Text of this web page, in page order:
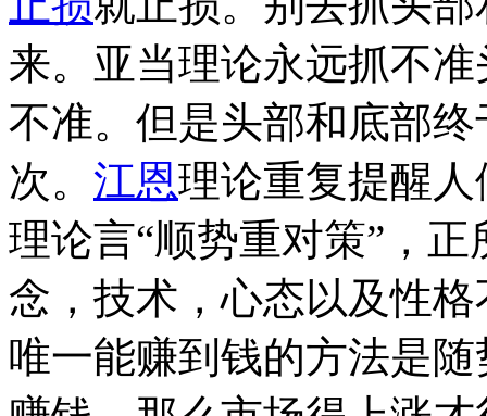
来。亚当理论永远抓不
不准。但是头部和底部
次。 江恩理论重复提醒
理论言“顺势重对策”，
念，技术，心态以及性
唯一能赚到钱的方法是